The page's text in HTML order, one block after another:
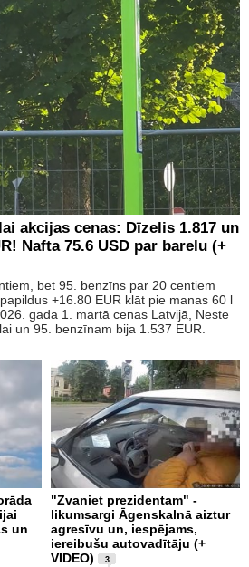
akcijas cenas: Dīzelis 1.817 un
Nafta 75.6 USD par barelu (+
bet 95. benzīns par 20 centiem
+16.80 EUR klāt pie manas 60 l
gada 1. martā cenas Latvijā, Neste
un 95. benzīnam bija 1.537 EUR.
un
"Zvaniet prezidentam" -
likumsargi Āgenskalnā aiztur
agresīvu un, iespējams,
iereibušu autovadītāju (+
VIDEO)
3